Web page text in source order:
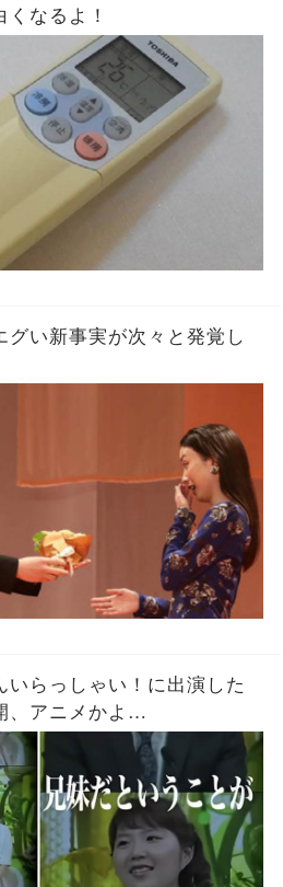
なるよ！
グい新事実が次々と発覚し
いらっしゃい！に出演した
、アニメかよ…